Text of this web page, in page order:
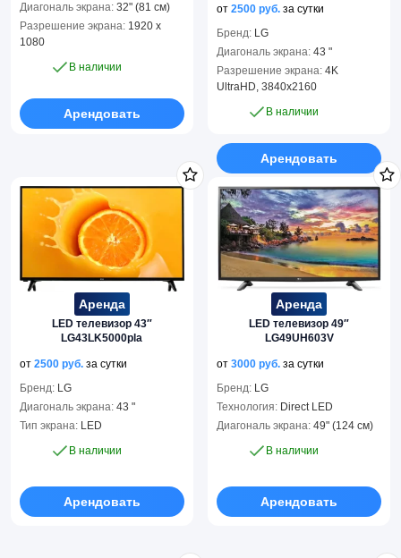
Диагональ экрана: 32" (81 см)
Разрешение экрана: 1920 x
1080
В наличии
Арендовать
от2500руб. за сутки
Бренд: LG
Диагональ экрана: 43 "
Разрешение экрана: 4K
UltraHD, 3840x2160
В наличии
Арендовать
Аренда
LED телевизор 43″
LG43LK5000pla
от 2500 руб. за сутки
Бренд: LG
Диагональ экрана: 43 "
Тип экрана: LED
В наличии
Арендовать
Аренда
LED телевизор 49″
LG49UH603V
от3000руб. за сутки
Бренд: LG
Технология: Direct LED
Диагональ экрана: 49" (124 см)
В наличии
Арендовать